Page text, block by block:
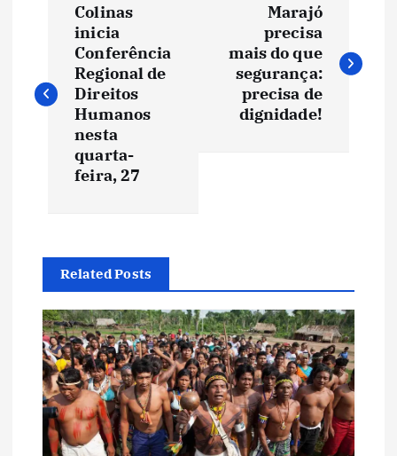
v
ç
ã
o
d
e
Colinas
inicia
Conferência
Regional de
Direitos
Humanos
nesta
quarta-
feira, 27
Marajó
precisa
mais do que
segurança:
precisa de
dignidade!
Related Posts